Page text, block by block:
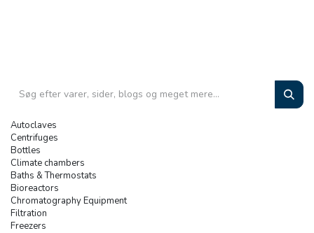
Autoclaves
Centrifuges
Bottles
Climate chambers
Baths & Thermostats
Bioreactors
Chromatography Equipment
Filtration
Freezers